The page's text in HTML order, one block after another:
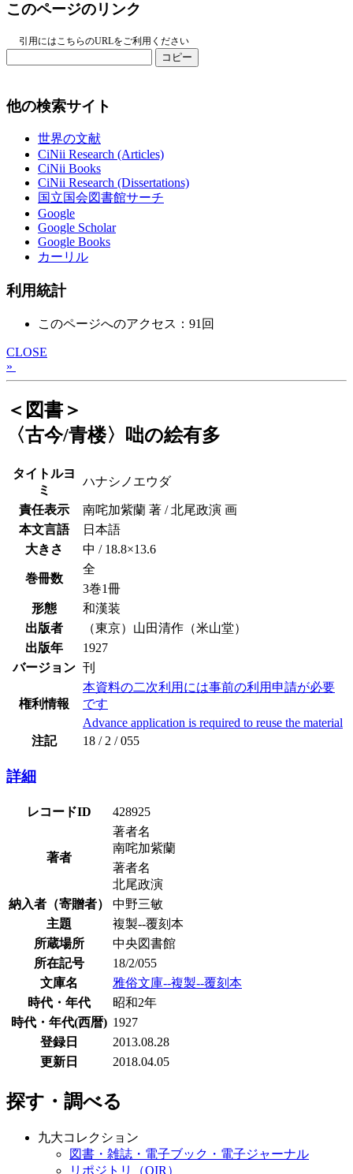
このページのリンク
引用にはこちらのURLをご利用ください
コピー
他の検索サイト
世界の文献
CiNii Research (Articles)
CiNii Books
CiNii Research (Dissertations)
国立国会図書館サーチ
Google
Google Scholar
Google Books
カーリル
利用統計
このページへのアクセス：91回
CLOSE
»
＜図書＞
〈古今/青楼〉咄の絵有多
タイトルヨ
ミ
ハナシノエウダ
責任表示
南咤加紫蘭 著 / 北尾政演 画
本文言語
日本語
大きさ
中 / 18.8×13.6
巻冊数
全
3巻1冊
形態
和漢装
出版者
（東京）山田清作（米山堂）
出版年
1927
バージョン 刊
権利情報
本資料の二次利用には事前の利用申請が必要
です
Advance application is required to reuse the material
注記
18 / 2 / 055
詳細
レコードID 428925
著者
著者名
南咤加紫蘭
著者名
北尾政演
納入者（寄贈者）
中野三敏
主題
複製--覆刻本
所蔵場所
中央図書館
所在記号
18/2/055
文庫名
雅俗文庫--複製--覆刻本
時代・年代
昭和2年
時代・年代(西暦) 1927
登録日
2013.08.28
更新日
2018.04.05
探す・調べる
九大コレクション
図書・雑誌・電子ブック・電子ジャーナル
リポジトリ（QIR）